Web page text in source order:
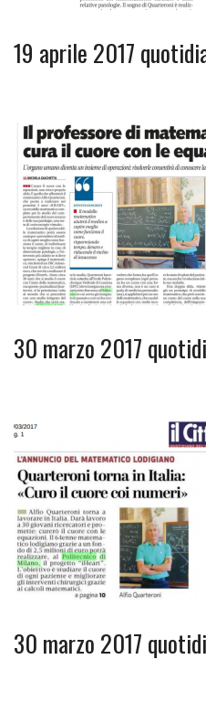
19 aprile 2017
30 marzo 2017
30 marzo 2017